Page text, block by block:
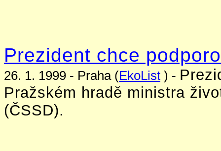
Prezident chce
26. 1. 1999 - Praha (EkoList ) -
Pražském hradě ministra
(ČSSD).